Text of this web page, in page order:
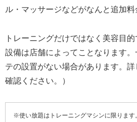
ル・マッサージなどがなんと追加料
トレーニングだけではなく美容目
設備は店舗によってことなります
テの設置がない場合があります。
確認ください。）
※使い放題はトレーニングマシンに限ります。